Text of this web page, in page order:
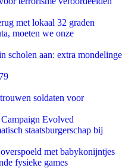
met lokaal 32 graden
moeten we onze
scholen aan: extra mondelinge
soldaten voor
Evolved
staatsburgerschap bij
met babykonijntjes
fysieke games